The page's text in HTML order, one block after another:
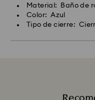
Material: Baño de
Color: Azul
Tipo de cierre: